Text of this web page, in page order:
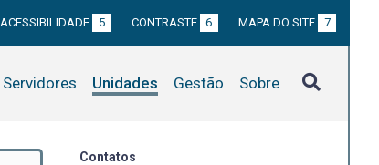
ACESSIBILIDADE 5 CONTRASTE 6 MAPA DO SITE 7
Servidores Unidades Gestão Sobre
Contatos